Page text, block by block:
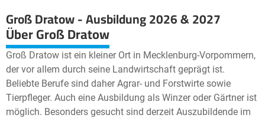
Groß Dratow - Ausbildung 2026 & 2027
+
−
Leaflet| ©OpenStreetMap2
Über Groß Dratow
Groß Dratow ist ein kleiner Ort in Mecklenburg-Vorpommern,
der vor allem durch seine Landwirtschaft geprägt ist.
Beliebte Berufe sind daher Agrar- und Forstwirte sowie
Tierpfleger. Auch eine Ausbildung als Winzer oder Gärtner ist
möglich. Besonders gesucht sind derzeit Auszubildende im